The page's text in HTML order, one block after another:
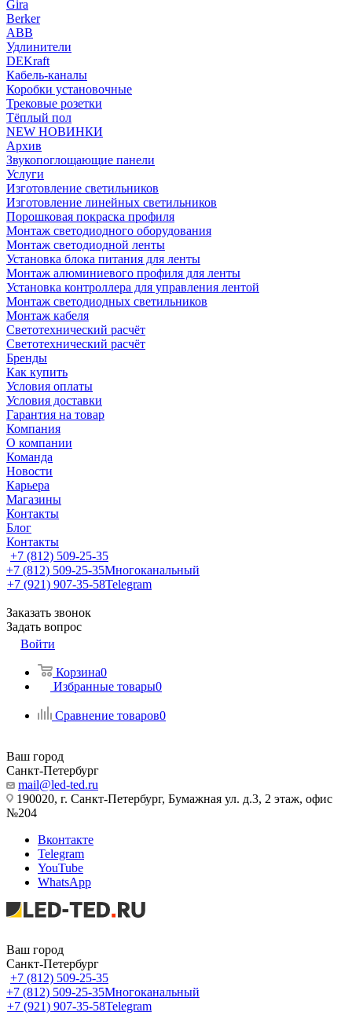
Gira
Berker
ABB
Удлинители
DEKraft
Кабель-каналы
Коробки установочные
Трековые розетки
Тёплый пол
NEW НОВИНКИ
Архив
Звукопоглощающие панели
Услуги
Изготовление светильников
Изготовление линейных светильников
Порошковая покраска профиля
Монтаж светодиодного оборудования
Монтаж светодиодной ленты
Установка блока питания для ленты
Монтаж алюминиевого профиля для ленты
Установка контроллера для управления лентой
Монтаж светодиодных светильников
Монтаж кабеля
Светотехнический расчёт
Светотехнический расчёт
Бренды
Как купить
Условия оплаты
Условия доставки
Гарантия на товар
Компания
О компании
Команда
Новости
Карьера
Магазины
Контакты
Блог
Контакты
+7 (812) 509-25-35
+7 (812) 509-25-35Многоканальный
+7 (921) 907-35-58Telegram
Заказать звонок
Задать вопрос
Войти
Корзина0
Избранные товары0
Сравнение товаров0
Ваш город
Санкт-Петербург
mail@led-ted.ru
190020, г. Санкт-Петербург, Бумажная ул. д.3, 2 этаж, офис
№204
Вконтакте
Telegram
YouTube
WhatsApp
Ваш город
Санкт-Петербург
+7 (812) 509-25-35
+7 (812) 509-25-35Многоканальный
+7 (921) 907-35-58Telegram